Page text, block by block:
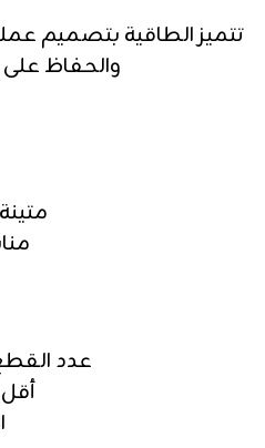
تتميز الطاقية بتصميم
والحفاظ على
عدد القطع